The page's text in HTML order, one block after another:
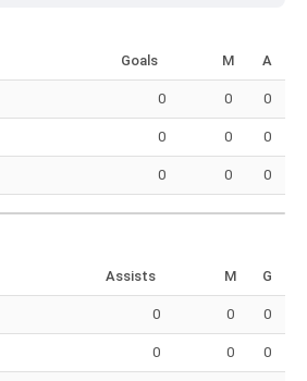
Goals M A
0 0 0
0 0 0
0 0 0
Assists M G
0 0 0
0 0 0